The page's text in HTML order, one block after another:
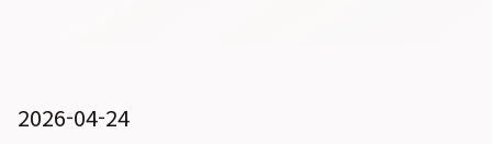
2026-04-24